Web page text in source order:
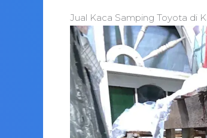
Jual Kaca Samping Toyota di